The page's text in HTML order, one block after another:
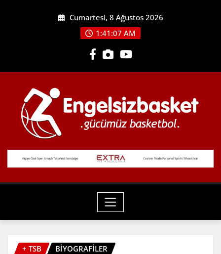
Cumartesi, 8 Ağustos 2026
1:41:09 AM
+ TSB BİYOGRAFİLER